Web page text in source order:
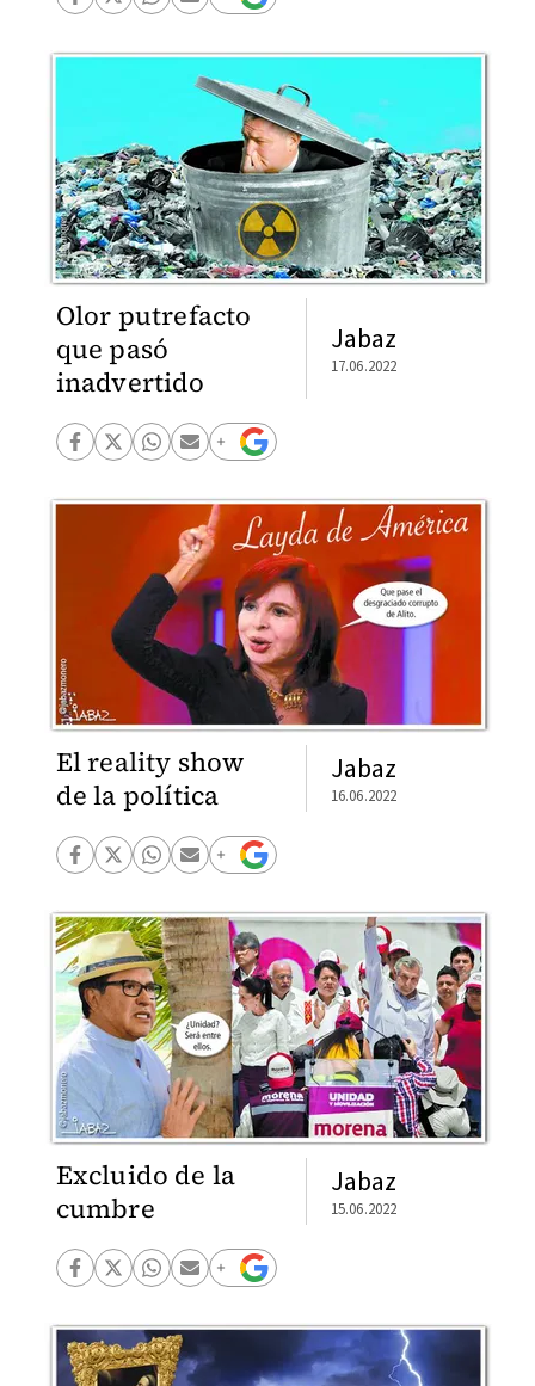
Olor putrefacto
que pasó
inadvertido
Jabaz
17.06.2022
El reality show
de la política
Jabaz
16.06.2022
Excluido de la
cumbre
Jabaz
15.06.2022